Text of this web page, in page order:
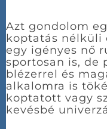
Azt gondolom
koptatás nélküli
egy igényes nő
sportosan is, de
blézerrel és
alkalomra is
koptatott vagy
kevésbé